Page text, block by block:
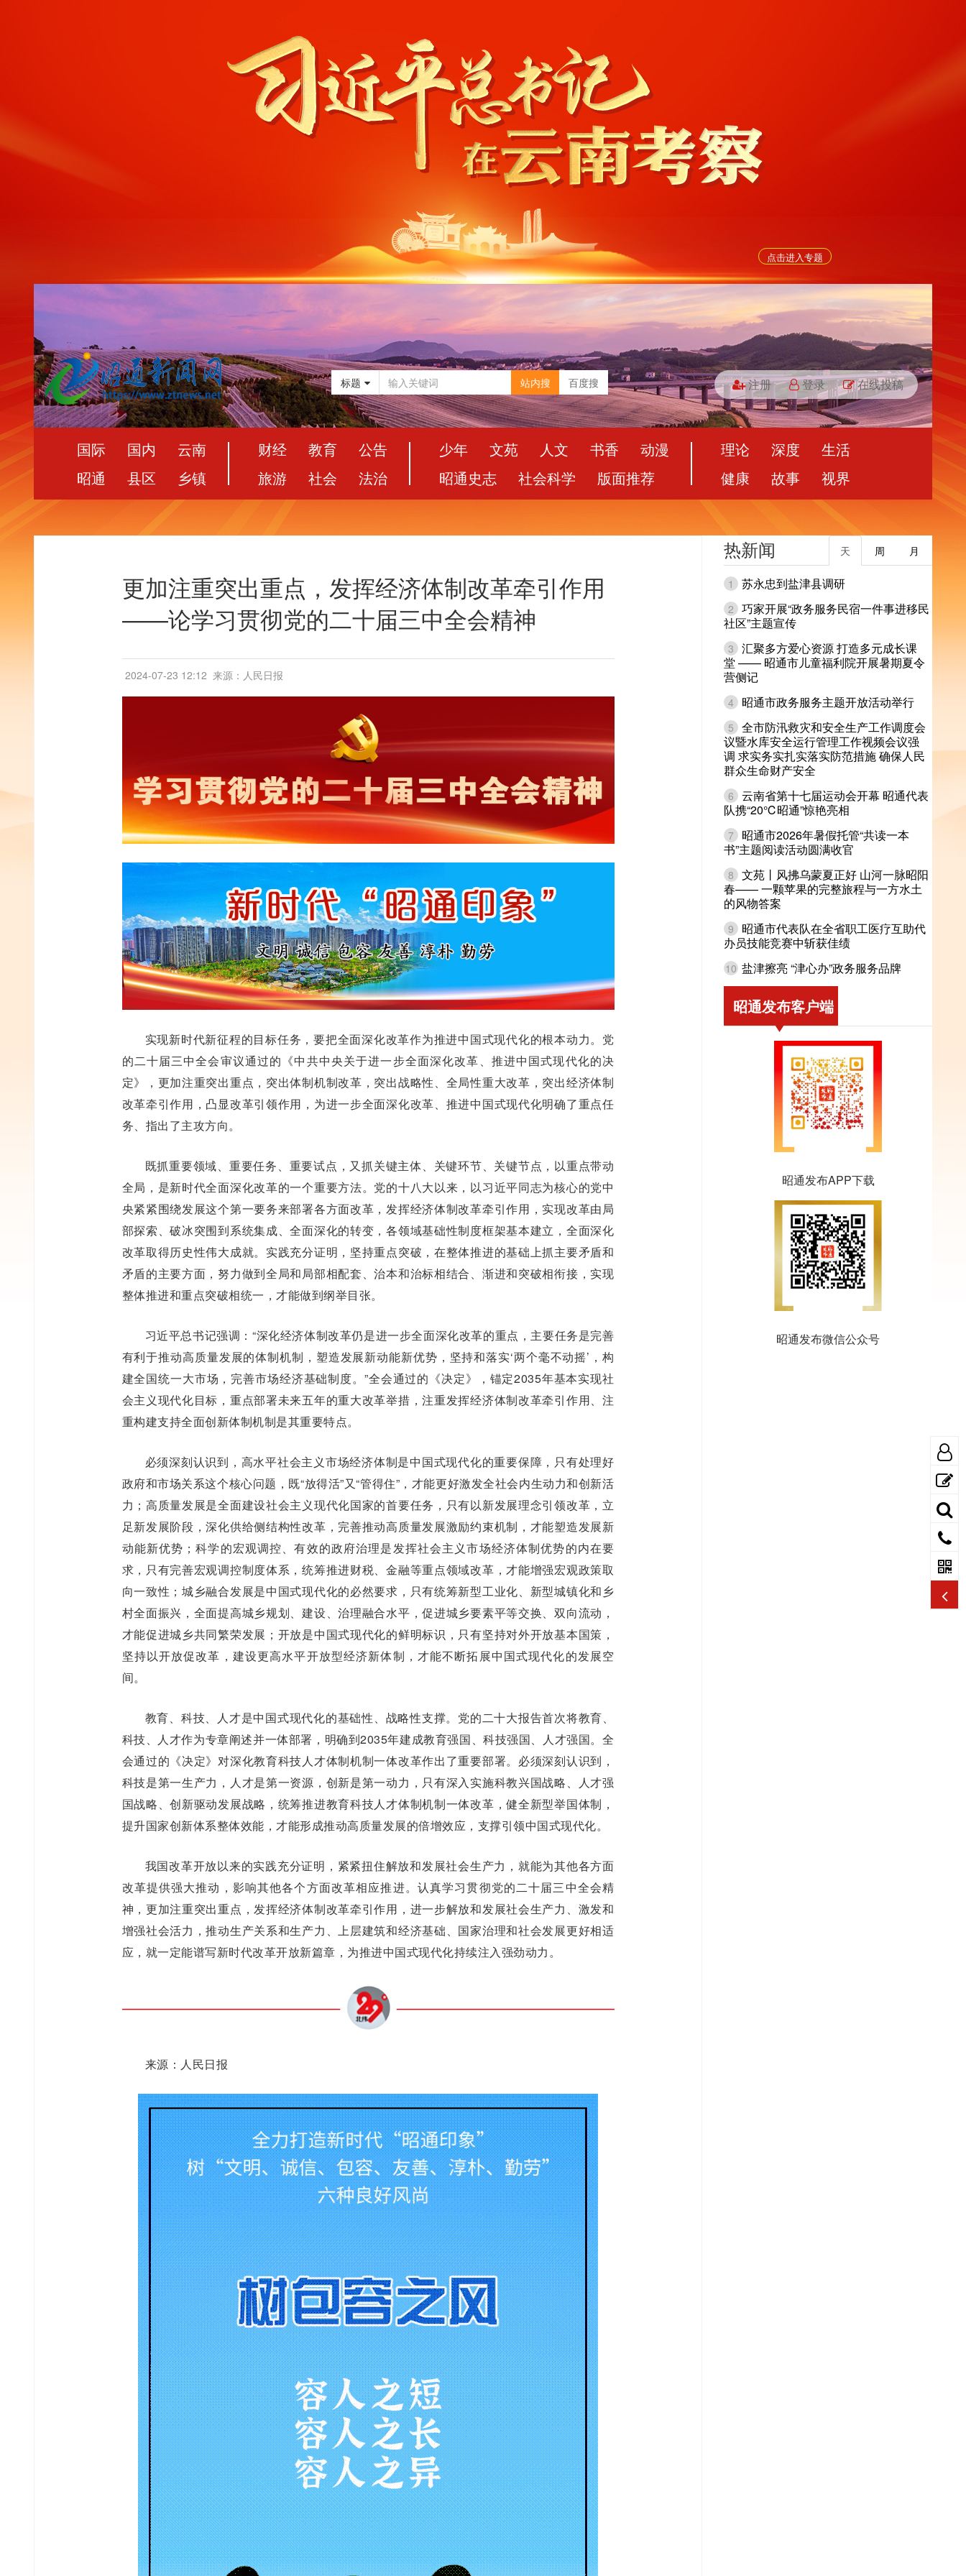
点击进入专题
标题 站内搜 百度搜 注册 登录 在线投稿
国际 国内
云南
昭通
县区 乡镇
财经 教育
公告
旅游
社会 法治
少年 文苑 人文 书香
动漫
昭通史志
社会科学 版面推荐
理论 深度
生活
健康
故事 视界
更加注重突出重点，发挥经济体制改革牵引作用
——论学习贯彻党的二十届三中全会精神
2024-07-23 12:12 来源：人民日报
实现新时代新征程的目标任务，要把全面深化改革作为推进中国式现代化的根本动力。党
的二十届三中全会审议通过的《中共中央关于进一步全面深化改革、推进中国式现代化的决
定》，更加注重突出重点，突出体制机制改革，突出战略性、全局性重大改革，突出经济体制
改革牵引作用，凸显改革引领作用，为进一步全面深化改革、推进中国式现代化明确了重点任
务、指出了主攻方向。
既抓重要领域、重要任务、重要试点，又抓关键主体、关键环节、关键节点，以重点带动
全局，是新时代全面深化改革的一个重要方法。党的十八大以来，以习近平同志为核心的党中
央紧紧围绕发展这个第一要务来部署各方面改革，发挥经济体制改革牵引作用，实现改革由局
部探索、破冰突围到系统集成、全面深化的转变，各领域基础性制度框架基本建立，全面深化
改革取得历史性伟大成就。实践充分证明，坚持重点突破，在整体推进的基础上抓主要矛盾和
矛盾的主要方面，努力做到全局和局部相配套、治本和治标相结合、渐进和突破相衔接，实现
整体推进和重点突破相统一，才能做到纲举目张。
习近平总书记强调：“深化经济体制改革仍是进一步全面深化改革的重点，主要任务是完善
有利于推动高质量发展的体制机制，塑造发展新动能新优势，坚持和落实‘两个毫不动摇’，构
建全国统一大市场，完善市场经济基础制度。”全会通过的《决定》，锚定2035年基本实现社
会主义现代化目标，重点部署未来五年的重大改革举措，注重发挥经济体制改革牵引作用、注
重构建支持全面创新体制机制是其重要特点。
必须深刻认识到，高水平社会主义市场经济体制是中国式现代化的重要保障，只有处理好
政府和市场关系这个核心问题，既“放得活”又“管得住”，才能更好激发全社会内生动力和创新活
力；高质量发展是全面建设社会主义现代化国家的首要任务，只有以新发展理念引领改革，立
足新发展阶段，深化供给侧结构性改革，完善推动高质量发展激励约束机制，才能塑造发展新
动能新优势；科学的宏观调控、有效的政府治理是发挥社会主义市场经济体制优势的内在要
求，只有完善宏观调控制度体系，统筹推进财税、金融等重点领域改革，才能增强宏观政策取
向一致性；城乡融合发展是中国式现代化的必然要求，只有统筹新型工业化、新型城镇化和乡
村全面振兴，全面提高城乡规划、建设、治理融合水平，促进城乡要素平等交换、双向流动，
才能促进城乡共同繁荣发展；开放是中国式现代化的鲜明标识，只有坚持对外开放基本国策，
坚持以开放促改革，建设更高水平开放型经济新体制，才能不断拓展中国式现代化的发展空
间。
教育、科技、人才是中国式现代化的基础性、战略性支撑。党的二十大报告首次将教育、
科技、人才作为专章阐述并一体部署，明确到2035年建成教育强国、科技强国、人才强国。全
会通过的《决定》对深化教育科技人才体制机制一体改革作出了重要部署。必须深刻认识到，
科技是第一生产力，人才是第一资源，创新是第一动力，只有深入实施科教兴国战略、人才强
国战略、创新驱动发展战略，统筹推进教育科技人才体制机制一体改革，健全新型举国体制，
提升国家创新体系整体效能，才能形成推动高质量发展的倍增效应，支撑引领中国式现代化。
我国改革开放以来的实践充分证明，紧紧扭住解放和发展社会生产力，就能为其他各方面
改革提供强大推动，影响其他各个方面改革相应推进。认真学习贯彻党的二十届三中全会精
神，更加注重突出重点，发挥经济体制改革牵引作用，进一步解放和发展社会生产力、激发和
增强社会活力，推动生产关系和生产力、上层建筑和经济基础、国家治理和社会发展更好相适
应，就一定能谱写新时代改革开放新篇章，为推进中国式现代化持续注入强劲动力。
来源：人民日报
热新闻 月
周
天
1 苏永忠到盐津县调研
2 巧家开展“政务服务民宿一件事进移民
社区”主题宣传
3 汇聚多方爱心资源 打造多元成长课
堂 —— 昭通市儿童福利院开展暑期夏令
营侧记
4 昭通市政务服务主题开放活动举行
5 全市防汛救灾和安全生产工作调度会
议暨水库安全运行管理工作视频会议强
调 求实务实扎实落实防范措施 确保人民
群众生命财产安全
6 云南省第十七届运动会开幕 昭通代表
队携“20℃昭通”惊艳亮相
7
昭通市2026年暑假托管“共读一本
书”主题阅读活动圆满收官
8 文苑丨风拂乌蒙夏正好 山河一脉昭阳
春—— 一颗苹果的完整旅程与一方水土
的风物答案
9
昭通市代表队在全省职工医疗互助代
办员技能竞赛中斩获佳绩
10 盐津擦亮 “津心办”政务服务品牌
昭通发布客户端
昭通发布APP下载
昭通发布微信公众号